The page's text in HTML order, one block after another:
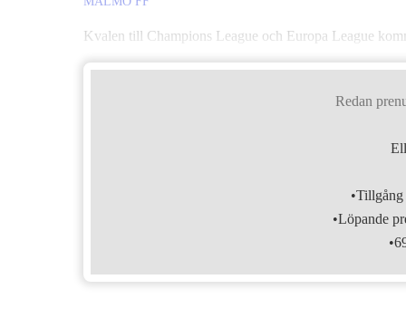
Kvalen till Champions League och Europa League
Redan
•Löpande